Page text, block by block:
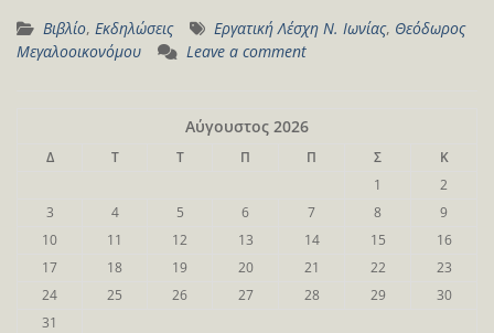
Βιβλίο, Εκδηλώσεις Εργατική Λέσχη Ν. Ιωνίας, Θεόδωρος
Μεγαλοοικονόμου
Leave a comment
Αύγουστος 2026
Δ Τ Τ Π Π Σ
Κ
1
2
3
4 5 6 7 8
9
10
11 12 13 14 15
16
17
18 19 20 21 22
23
24
25 26 27 28 29
30
31